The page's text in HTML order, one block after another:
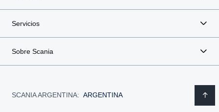
Servicios
Sobre Scania
SCANIA ARGENTINA: ARGENTINA